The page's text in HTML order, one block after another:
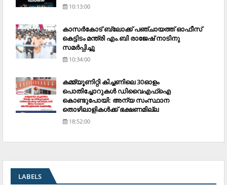
10:13:00
കാസര്‍കോട് ബ്ലോക്ക് പഞ്ചായത്ത് ഓഫീസ്
കെട്ടിടം മന്ത്രി എം.ബി രാജേഷ് നാടിനു
സമര്‍പ്പിച്ചു
10:34:00
കമ്മ്യൂണിറ്റി കിച്ചണിലെ 30ഓളം
പൊതിച്ചോറുകള്‍ ഡിവൈഎഫ്‌ഐ
കൊണ്ടുപോയി: അന്യ സംസ്ഥാന
തൊഴിലാളികള്‍ക്ക് ഭക്ഷണമില്ല
18:52:00
LABELS